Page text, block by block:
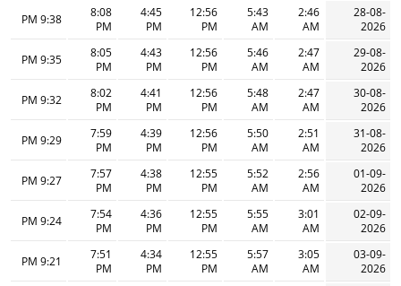
28-08-
2026
2:46
AM
5:43
AM
12:56
PM
4:45
PM
8:08
PM
9:38 PM
29-08-
2026
2:47
AM
5:46
AM
12:56
PM
4:43
PM
8:05
PM
9:35 PM
30-08-
2026
2:47
AM
5:48
AM
12:56
PM
4:41
PM
8:02
PM
9:32 PM
31-08-
2026
2:51
AM
5:50
AM
12:56
PM
4:39
PM
7:59
PM
9:29 PM
01-09-
2026
2:56
AM
5:52
AM
12:55
PM
4:38
PM
7:57
PM
9:27 PM
02-09-
2026
3:01
AM
5:55
AM
12:55
PM
4:36
PM
7:54
PM
9:24 PM
03-09-
2026
3:05
AM
5:57
AM
12:55
PM
4:34
PM
7:51
PM
9:21 PM